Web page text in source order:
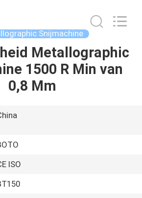
Snijmachine
Metallographic
1500 R Min van
0,8 Mm
ISO